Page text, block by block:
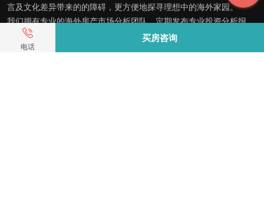
电话
买房咨询
言及文化差异带来的的障碍，更方便地探寻理想中的海外家园。
我们拥有专业的海外房产市场分析团队，定期发布专业投资分析报
告，助您做出更高效、更精准的投资决策。
神居秒算——开启您的海外置业之旅！